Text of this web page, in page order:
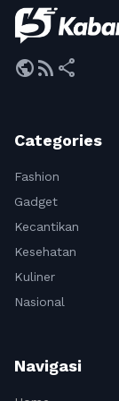
publicrss_feed share
Categories
Fashion
Gadget
Kecantikan
Kesehatan
Kuliner
Nasional
Navigasi